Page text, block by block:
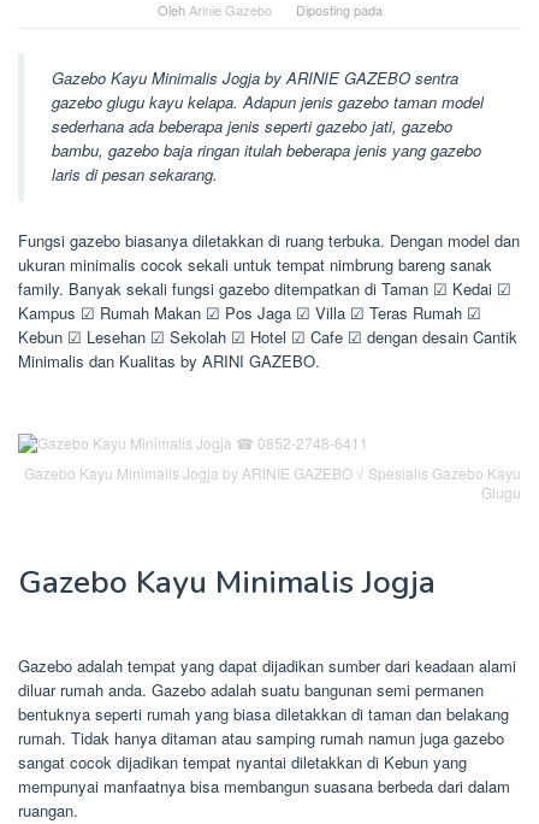
Oleh Arinie Gazebo Diposting pada
Gazebo Kayu Minimalis Jogja by ARINIE GAZEBO sentra
gazebo glugu kayu kelapa. Adapun jenis gazebo taman model
sederhana ada beberapa jenis seperti gazebo jati, gazebo
bambu, gazebo baja ringan itulah beberapa jenis yang gazebo
laris di pesan sekarang.
Fungsi gazebo biasanya diletakkan di ruang terbuka. Dengan model dan
ukuran minimalis cocok sekali untuk tempat nimbrung bareng sanak
family. Banyak sekali fungsi gazebo ditempatkan di Taman ☑ Kedai ☑
Kampus ☑ Rumah Makan ☑ Pos Jaga ☑ Villa ☑ Teras Rumah ☑
Kebun ☑ Lesehan ☑ Sekolah ☑ Hotel ☑ Cafe ☑ dengan desain Cantik
Minimalis dan Kualitas by ARINI GAZEBO.
Gazebo Kayu Minimalis Jogja by ARINIE GAZEBO √ Spesialis Gazebo Kayu
Glugu
Gazebo Kayu Minimalis Jogja
Gazebo adalah tempat yang dapat dijadikan sumber dari keadaan alami
diluar rumah anda. Gazebo adalah suatu bangunan semi permanen
bentuknya seperti rumah yang biasa diletakkan di taman dan belakang
rumah. Tidak hanya ditaman atau samping rumah namun juga gazebo
sangat cocok dijadikan tempat nyantai diletakkan di Kebun yang
mempunyai manfaatnya bisa membangun suasana berbeda dari dalam
ruangan.